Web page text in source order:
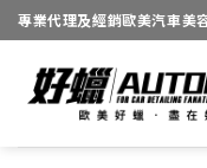
Skip
to
content
專業代理及經銷歐美汽車美